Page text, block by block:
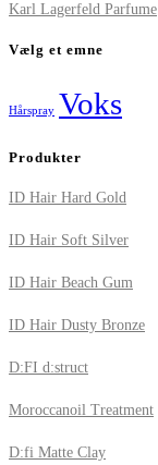
Karl Lagerfeld Parfume
Vælg et emne
Hårspray Voks
Produkter
ID Hair Hard Gold
ID Hair Soft Silver
ID Hair Beach Gum
ID Hair Dusty Bronze
D:FI d:struct
Moroccanoil Treatment
D:fi Matte Clay